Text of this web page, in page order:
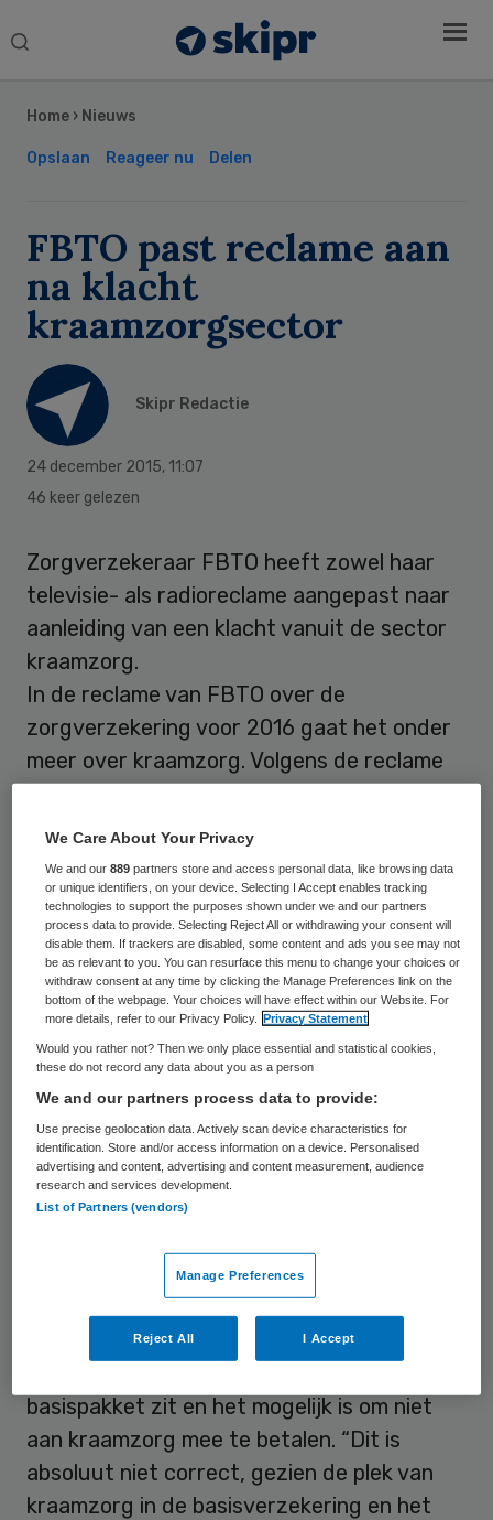
Search
Home › Nieuws
Opslaan Reageer nu Delen
FBTO past reclame aan
na klacht
kraamzorgsector
Skipr Redactie
24 december 2015, 11:07
46 keer gelezen
Zorgverzekeraar FBTO heeft zowel haar
televisie- als radioreclame aangepast naar
aanleiding van een klacht vanuit de sector
kraamzorg.
In de reclame van FBTO over de
zorgverzekering voor 2016 gaat het onder
meer over kraamzorg. Volgens de reclame
behoeft hebben aan kraamzorg.
Misleidend en neigend naar discriminatie
van homoseksuelen, vonden
kraamzorgorganisaties Nederlandse
Beroepsvereniging voor
Kraamverzorgenden (NBvK),
Kenniscentrum Kraamzorg (KCKZ) en Bo
Geboortezorg misleidend. “Tenslotte
kunnen natuurlijk ook homoseksuelen
behoefte hebben aan en gebruik maken van
kraamzorg, bijvoorbeeld via adoptie”, stellen
de organisaties in een verklaring.
Kraamzorg in het basispakket
FBTO doet het volgens de sector ook
basispakket zit en het mogelijk is om niet
aan kraamzorg mee te betalen. “Dit is
absoluut niet correct, gezien de plek van
kraamzorg in de basisverzekering en het
Sidebar
We Care About Your Privacy
We and our889 partners store and access personal data, like browsing data
or unique identifiers, on your device. Selecting I Accept enables tracking
technologies to support the purposes shown under we and our partners
process data to provide. Selecting Reject All or withdrawing your consent will
disable them. If trackers are disabled, some content and ads you see may not
be as relevant to you. You can resurface this menu to change your choices or
withdraw consent at any time by clicking the Manage Preferences link on the
bottom of the webpage. Your choices will have effect within our Website. For
more details, refer to our Privacy Policy.
Privacy Statement
Would you rather not? Then we only place essential and statistical cookies,
these do not record any data about you as a person
We and our partners process data to provide:
Use precise geolocation data. Actively scan device characteristics for
identification. Store and/or access information on a device. Personalised
advertising and content, advertising and content measurement, audience
research and services development.
List of Partners (vendors)
Manage Preferences
Reject All I Accept